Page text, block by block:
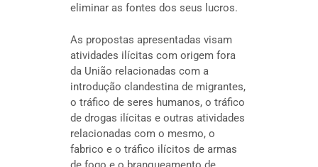
eliminar as fontes dos seus lucros.
As propostas apresentadas visam
atividades ilícitas com origem fora
da União relacionadas com a
introdução clandestina de migrantes,
o tráfico de seres humanos, o tráfico
de drogas ilícitas e outras atividades
relacionadas com o mesmo, o
fabrico e o tráfico ilícitos de armas